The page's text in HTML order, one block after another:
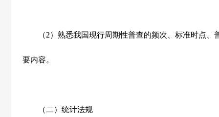
（2）熟悉我国现行周期性普查的频次、标准时点、
要内容。
（二）统计法规